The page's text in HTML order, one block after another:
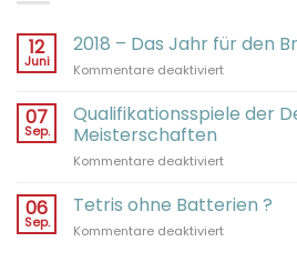
12
Juni
2018 – Das Jahr für den
Kommentare deaktiviertfür
–
Das
für
Brettspiel
07
Sep.
Qualifikationsspiele der
Meisterschaften
Kommentare deaktiviertfür
der
Deutschen
Catan
06
Sep.
Tetris ohne Batterien ?
Kommentare deaktiviertfür